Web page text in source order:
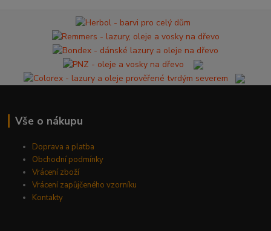
Vše o nákupu
Doprava a platba
Obchodní podmínky
Vrácení zboží
Vrácení zapůjčeného vzorníku
Kontakty